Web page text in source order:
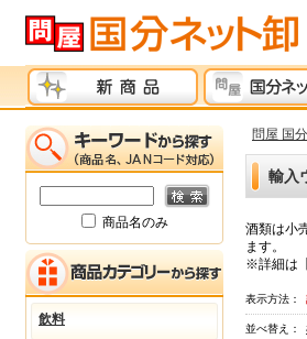
問屋 国
輸入
酒類は小
ます。
※詳細は
表示方法：
並べ替え：
商品名のみ
飲料